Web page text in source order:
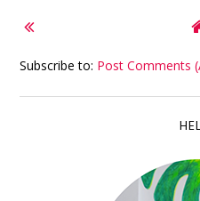
Subscribe to: Post Comments